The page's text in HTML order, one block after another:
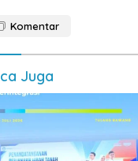
Komentar
Juga